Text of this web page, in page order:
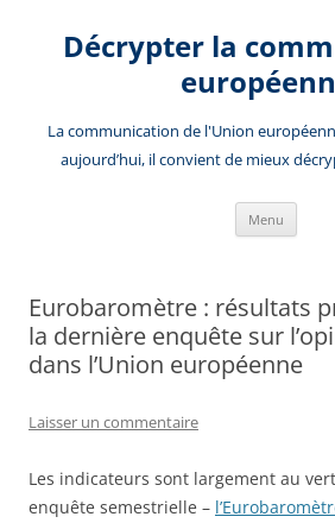
contenuDécrypter la
La communication de l'Union
aujourd’hui, il convient de mieux
Menu
Eurobaromètre : résultats
la dernière enquête sur
dans l’Union européenne
Laisser un commentaire
Les indicateurs sont largement au
enquête semestrielle –